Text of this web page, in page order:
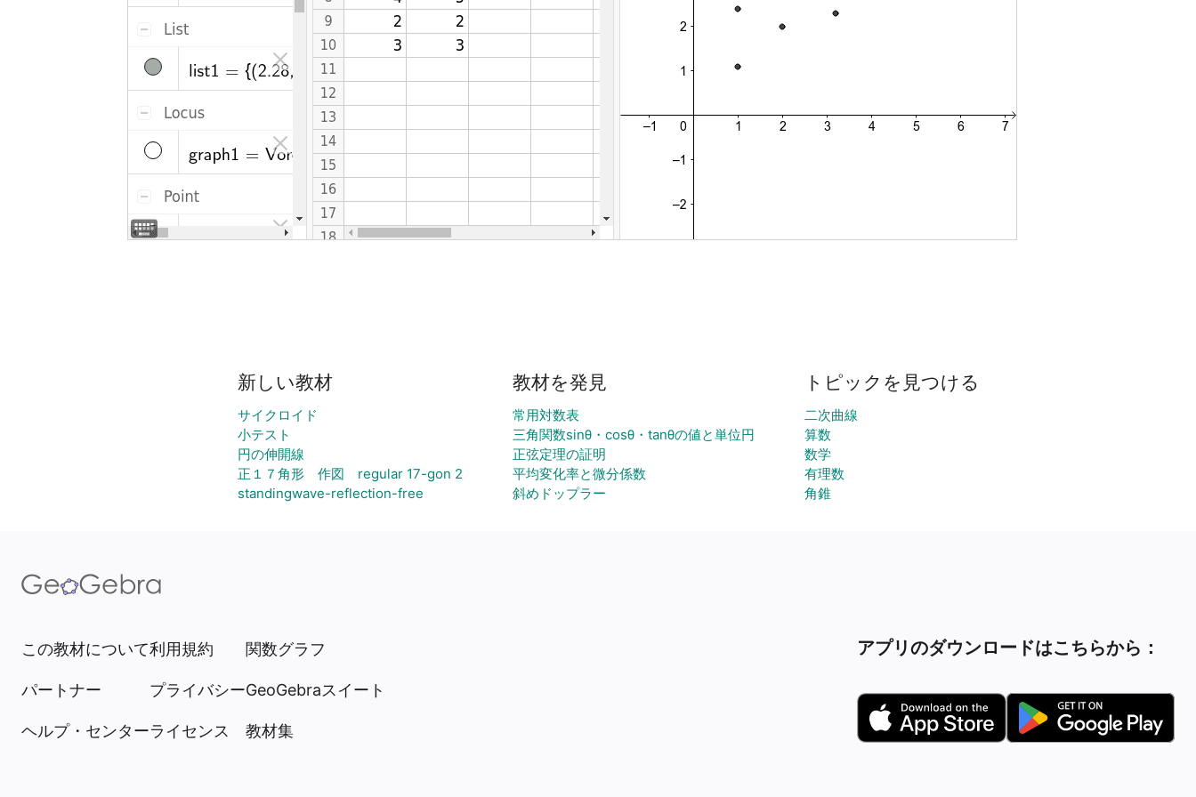
新しい教材
サイクロイド
小テスト
円の伸開線
正１７角形 作図 regular 17-gon 2
standingwave-reflection-free
教材を発見
常用対数表
三角関数sinθ・cosθ・tanθの値と単位円
正弦定理の証明
平均変化率と微分係数
斜めドップラー
トピックを見つける
二次曲線
算数
数学
有理数
角錐
この教材について
パートナー
ヘルプ・センター
利用規約
プライバシー
ライセンス
関数グラフ
GeoGebraスイート
教材集
アプリのダウンロードはこちらから：